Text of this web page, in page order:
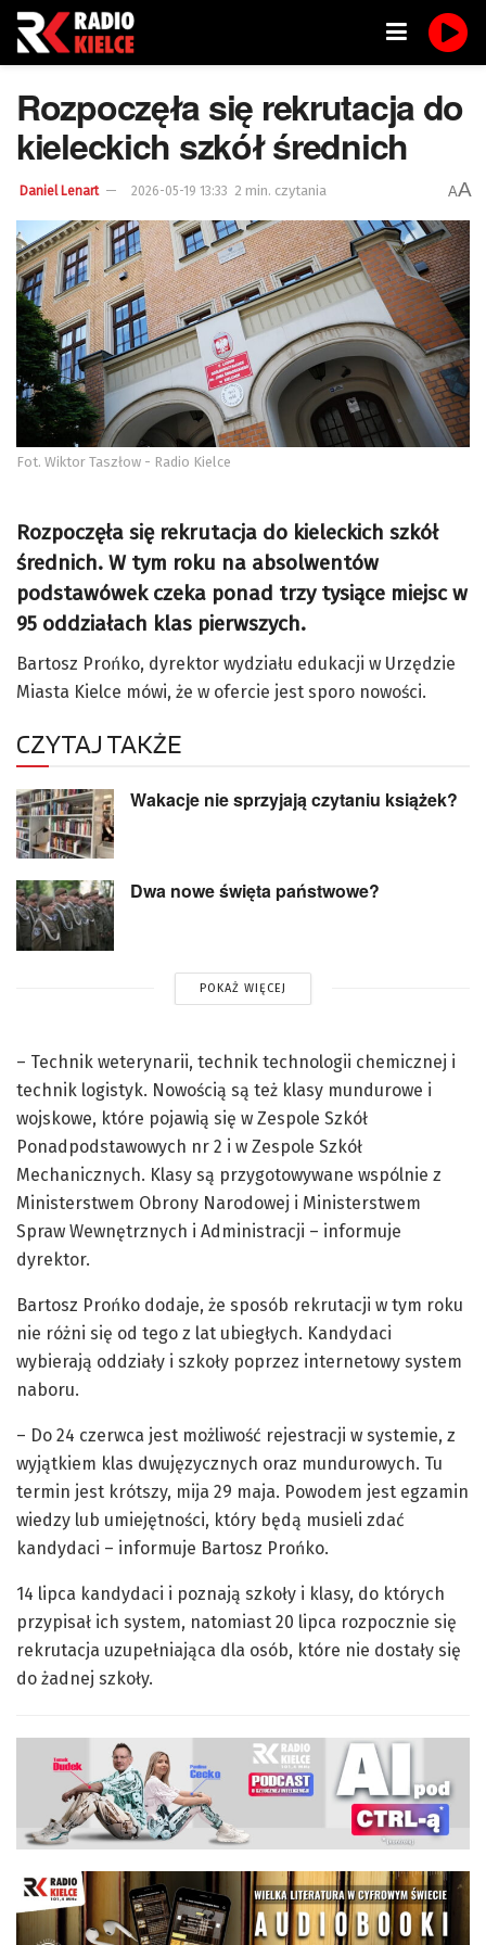
Rozpoczęła się rekrutacja do
kieleckich szkół średnich
Daniel Lenart 2026-05-19 13:33 2 min. czytania AA
Fot. Wiktor Taszłow - Radio Kielce
Rozpoczęła się rekrutacja do kieleckich szkół
średnich. W tym roku na absolwentów
podstawówek czeka ponad trzy tysiące miejsc w
95 oddziałach klas pierwszych.
Bartosz Prońko, dyrektor wydziału edukacji w Urzędzie
Miasta Kielce mówi, że w ofercie jest sporo nowości.
CZYTAJ TAKŻE
Wakacje nie sprzyjają czytaniu książek?
Dwa nowe święta państwowe?
POKAŻ WIĘCEJ
– Technik weterynarii, technik technologii chemicznej i
technik logistyk. Nowością są też klasy mundurowe i
wojskowe, które pojawią się w Zespole Szkół
Ponadpodstawowych nr 2 i w Zespole Szkół
Mechanicznych. Klasy są przygotowywane wspólnie z
Ministerstwem Obrony Narodowej i Ministerstwem
Spraw Wewnętrznych i Administracji – informuje
dyrektor.
Bartosz Prońko dodaje, że sposób rekrutacji w tym roku
nie różni się od tego z lat ubiegłych. Kandydaci
wybierają oddziały i szkoły poprzez internetowy system
naboru.
– Do 24 czerwca jest możliwość rejestracji w systemie, z
wyjątkiem klas dwujęzycznych oraz mundurowych. Tu
termin jest krótszy, mija 29 maja. Powodem jest egzamin
wiedzy lub umiejętności, który będą musieli zdać
kandydaci – informuje Bartosz Prońko.
14 lipca kandydaci i poznają szkoły i klasy, do których
przypisał ich system, natomiast 20 lipca rozpocznie się
rekrutacja uzupełniająca dla osób, które nie dostały się
do żadnej szkoły.